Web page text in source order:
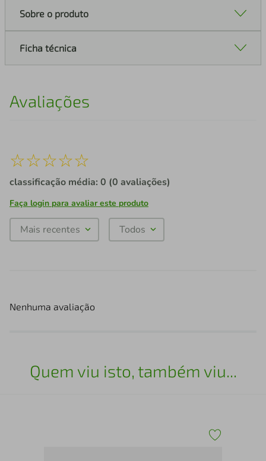
Sobre o produto
Ficha técnica
Avaliações
☆☆☆☆☆
classificação média: 0 (0 avaliações)
Faça login para avaliar este produto
Mais recentes Todos
Nenhuma avaliação
Quem viu isto, também viu...